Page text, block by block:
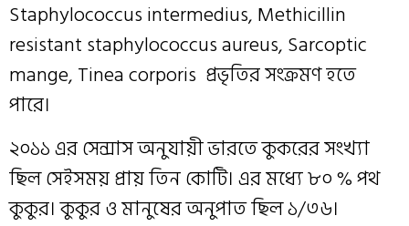
Staphylococcus intermedius, Methicillin
resistant staphylococcus aureus, Sarcoptic
mange, Tinea corporis প্রভৃতির সংক্রমণ হতে
পারে।
২০১১ এর সেন্সাস অনুযায়ী ভারতে কুকরের সংখ্যা
ছিল সেইসময় প্রায় তিন কোটি। এর মধ্যে ৮০ % পথ
কুকুর। কুকুর ও মানুষের অনুপাত ছিল ১/৩৬।